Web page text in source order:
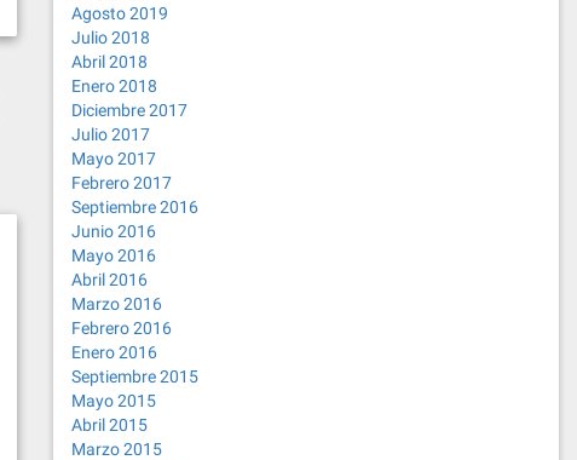
Agosto 2019
Julio 2018
Abril 2018
Enero 2018
Diciembre 2017
Julio 2017
Mayo 2017
Febrero 2017
Septiembre 2016
Junio 2016
Mayo 2016
Abril 2016
Marzo 2016
Febrero 2016
Enero 2016
Septiembre 2015
Mayo 2015
Abril 2015
Marzo 2015